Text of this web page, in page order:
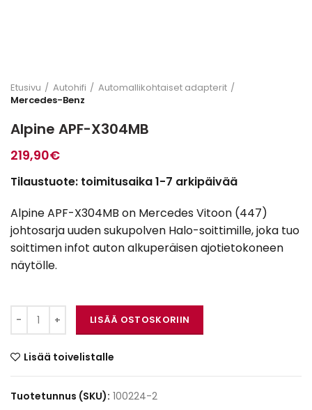
Etusivu Autohifi
Automallikohtaiset adapterit
Mercedes-Benz
Alpine APF-X304MB
219,90€
Tilaustuote: toimitusaika 1-7 arkipäivää
Alpine APF-X304MB on Mercedes Vitoon (447)
johtosarja uuden sukupolven Halo-soittimille, joka tuo
soittimen infot auton alkuperäisen ajotietokoneen
näytölle.
Alpine APF-X304MB määrä
LISÄÄ OSTOSKORIIN
Lisää toivelistalle
Tuotetunnus (SKU): 100224-2